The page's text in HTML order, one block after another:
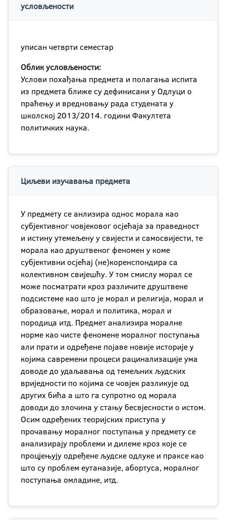
условљености
уписан четврти семестар
Облик условљености:
Услови похађања предмета и полагања испита
из предмета ближе су дефинисани у Одлуци о
праћењу и вредновању рада студената у
школској 2013/2014. години Факултета
политичких наука.
Циљеви изучавања предмета
У предмету се анлизира однос морала као
субјективног човјековог осјећаја за праведност
и истину утемељену у свијести и самосвијести, те
морала као друштвеног феномен у коме
субјективни осјећај (не)коренспондира са
колективном свијешћу. У том смислу морал се
може посматрати кроз различите друштвене
подсистеме као што је морал и религија, морал и
образовање, морал и политика, морал и
породица итд. Предмет анализира моралне
норме као чисте феномене моралног поступања
али прати и одређене појаве новије историје у
којима савремени процеси рацинализације ума
доводе до удаљавања од темељних људских
вриједности по којима се човјек разликује од
других бића а што га супротно од морала
доводи до злочина у стању бесвјесности о истом.
Осим одређених теоријских приступа у
прочавању моралног поступања у предмету се
анализирају проблеми и дилеме кроз које се
процјењују одређене људске одлуке и праксе као
што су проблем еутаназије, абортуса, моралног
поступања омладине, итд.